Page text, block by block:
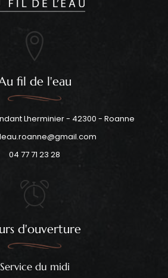
fil de l'eau
Lherminier - 42300 - Roanne
04 77 71 23 28
d'ouverture
Service du midi